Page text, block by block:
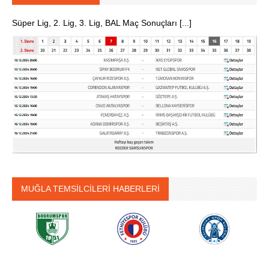
Süper Lig, 2. Lig, 3. Lig, BAL Maç Sonuçları [...]
MUĞLA TEMSİLCİLERİ HABERLERİ